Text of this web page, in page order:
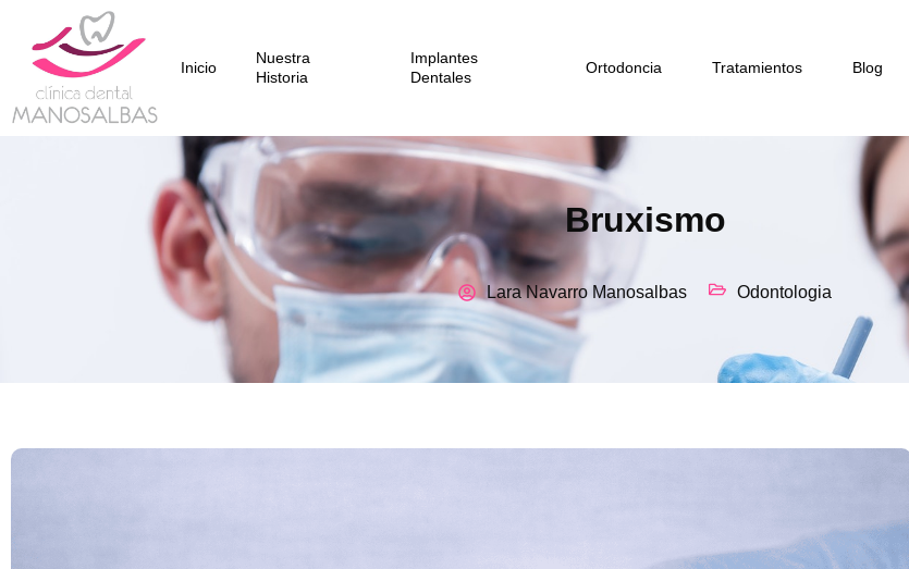
Inicio
Nuestra
Historia
Implantes
Dentales
Ortodoncia Tratamientos Blog
Bruxismo
Lara Navarro Manosalbas Odontologia